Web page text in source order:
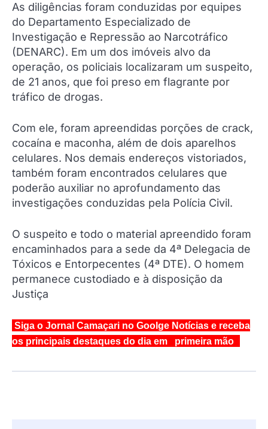
As diligências foram conduzidas por equipes
do Departamento Especializado de
Investigação e Repressão ao Narcotráfico
(DENARC). Em um dos imóveis alvo da
operação, os policiais localizaram um suspeito,
de 21 anos, que foi preso em flagrante por
tráfico de drogas.
Com ele, foram apreendidas porções de crack,
cocaína e maconha, além de dois aparelhos
celulares. Nos demais endereços vistoriados,
também foram encontrados celulares que
poderão auxiliar no aprofundamento das
investigações conduzidas pela Polícia Civil.
O suspeito e todo o material apreendido foram
encaminhados para a sede da 4ª Delegacia de
Tóxicos e Entorpecentes (4ª DTE). O homem
permanece custodiado e à disposição da
Justiça
Siga o Jornal Camaçari no Goolge Notícias e receba
os principais destaques do dia em primeira mão